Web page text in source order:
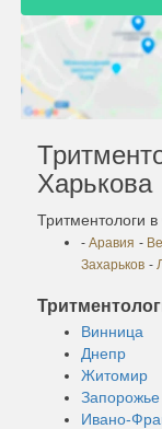
Харькова
Тритментологи
- Аравия -
Захарьков -
Винница
Днепр
Житомир
Запорожье
Ивано-